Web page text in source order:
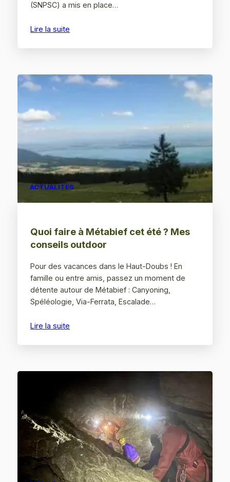
(SNPSC) a mis en place…
Lire la suite
ACTUALITÉS
Quoi faire à Métabief cet été ? Mes
conseils outdoor
Pour des vacances dans le Haut-Doubs ! En
famille ou entre amis, passez un moment de
détente autour de Métabief : Canyoning,
Spéléologie, Via-Ferrata, Escalade…
Lire la suite